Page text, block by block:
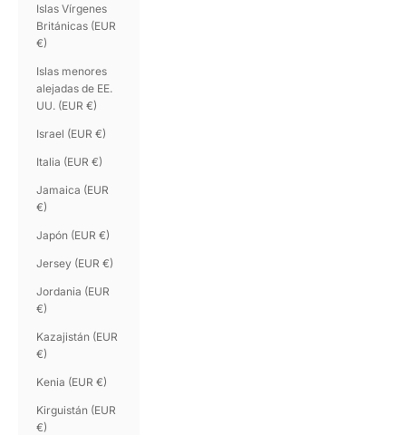
Islas Vírgenes
Británicas (EUR
€)
Islas menores
alejadas de EE.
UU. (EUR €)
Israel (EUR €)
Italia (EUR €)
Jamaica (EUR
€)
Japón (EUR €)
Jersey (EUR €)
Jordania (EUR
€)
Kazajistán (EUR
€)
Kenia (EUR €)
Kirguistán (EUR
€)